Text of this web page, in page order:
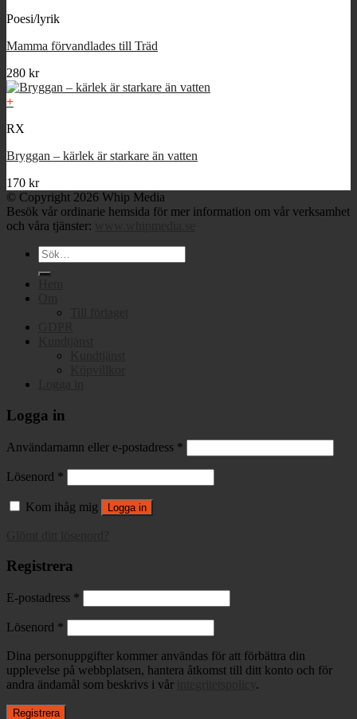
Poesi/lyrik
Mamma förvandlades till Träd
280 kr
+
RX
Bryggan – kärlek är starkare än vatten
170 kr
© Copyright 2026 Whip Media
Besök vår ordinarie hemsida för mer information om vår verksamhet
och våra tjänster:
Sök
efter:
Logga in
Användarnamn eller e-postadress *
Lösenord *
Kom ihåg mig Logga in
Registrera
E-postadress *
Lösenord *
Dina personuppgifter kommer användas för att förbättra din
upplevelse på webbplatsen, hantera åtkomst till ditt konto och för
andra ändamål som beskrivs i vår
.
Registrera